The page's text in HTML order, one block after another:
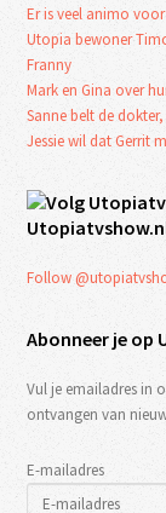
Er is veel animo
Utopia bewoner
Franny
Mark en Gina over
Sanne belt de
Jessie wil dat Gerrit
Follow
Abonneer je op
Vul je emailadres in
ontvangen van
E-mailadres